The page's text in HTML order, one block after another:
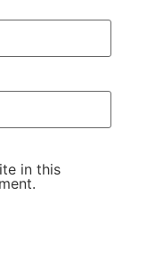
in this